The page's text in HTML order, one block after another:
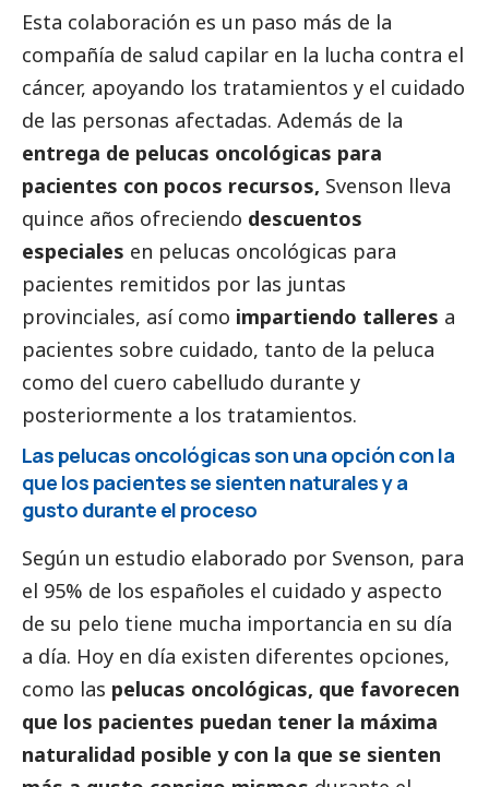
Esta colaboración es un paso más de la
compañía de salud capilar en la lucha contra el
cáncer, apoyando los tratamientos y el cuidado
de las personas afectadas. Además de la
entrega de pelucas oncológicas para
pacientes con pocos recursos, Svenson lleva
quince años ofreciendo descuentos
especiales en pelucas oncológicas para
pacientes remitidos por las juntas
provinciales, así como impartiendo talleres a
pacientes sobre cuidado, tanto de la peluca
como del cuero cabelludo durante y
posteriormente a los tratamientos.
Las pelucas oncológicas son una opción con la
que los pacientes se sienten naturales y a
gusto durante el proceso
Según un estudio elaborado por Svenson, para
el 95% de los españoles el cuidado y aspecto
de su pelo tiene mucha importancia en su día
a día. Hoy en día existen diferentes opciones,
como las pelucas oncológicas, que favorecen
que los pacientes puedan tener la máxima
naturalidad posible y con la que se sienten